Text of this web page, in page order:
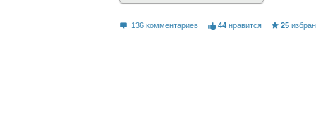
136 комментариев 44 нравится 25